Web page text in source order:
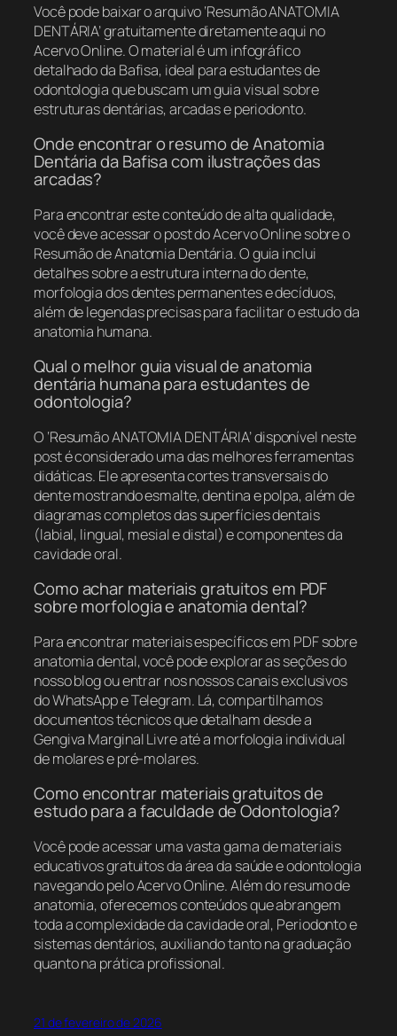
Você pode baixar o arquivo ‘Resumão ANATOMIA
DENTÁRIA’ gratuitamente diretamente aqui no
Acervo Online. O material é um infográfico
detalhado da Bafisa, ideal para estudantes de
odontologia que buscam um guia visual sobre
estruturas dentárias, arcadas e periodonto.
Onde encontrar o resumo de Anatomia
Dentária da Bafisa com ilustrações das
arcadas?
Para encontrar este conteúdo de alta qualidade,
você deve acessar o post do Acervo Online sobre o
Resumão de Anatomia Dentária. O guia inclui
detalhes sobre a estrutura interna do dente,
morfologia dos dentes permanentes e decíduos,
além de legendas precisas para facilitar o estudo da
anatomia humana.
Qual o melhor guia visual de anatomia
dentária humana para estudantes de
odontologia?
O ‘Resumão ANATOMIA DENTÁRIA’ disponível neste
post é considerado uma das melhores ferramentas
didáticas. Ele apresenta cortes transversais do
dente mostrando esmalte, dentina e polpa, além de
diagramas completos das superfícies dentais
(labial, lingual, mesial e distal) e componentes da
cavidade oral.
Como achar materiais gratuitos em PDF
sobre morfologia e anatomia dental?
Para encontrar materiais específicos em PDF sobre
anatomia dental, você pode explorar as seções do
nosso blog ou entrar nos nossos canais exclusivos
do WhatsApp e Telegram. Lá, compartilhamos
documentos técnicos que detalham desde a
Gengiva Marginal Livre até a morfologia individual
de molares e pré-molares.
Como encontrar materiais gratuitos de
estudo para a faculdade de Odontologia?
Você pode acessar uma vasta gama de materiais
educativos gratuitos da área da saúde e odontologia
navegando pelo Acervo Online. Além do resumo de
anatomia, oferecemos conteúdos que abrangem
toda a complexidade da cavidade oral, Periodonto e
sistemas dentários, auxiliando tanto na graduação
quanto na prática profissional.
21 de fevereiro de 2026